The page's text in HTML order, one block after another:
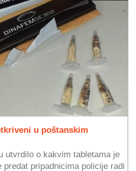
u poštanskim
utvrdilo o kakvim tabletama je
pripadnicima policije radi